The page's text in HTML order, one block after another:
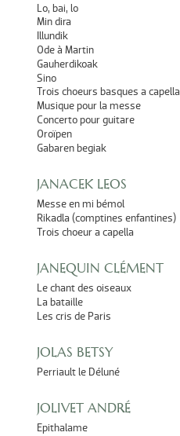
Lo, bai, lo
Min dira
Illundik
Ode à Martin
Gauherdikoak
Sino
Trois choeurs basques a capella
Musique pour la messe
Concerto pour guitare
Oroïpen
Gabaren begiak
JANACEK LEOS
Messe en mi bémol
Rikadla (comptines enfantines)
Trois choeur a capella
JANEQUIN CLÉMENT
Le chant des oiseaux
La bataille
Les cris de Paris
JOLAS BETSY
Perriault le Déluné
JOLIVET ANDRÉ
Epithalame